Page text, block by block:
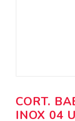
CORT.
INOX 04